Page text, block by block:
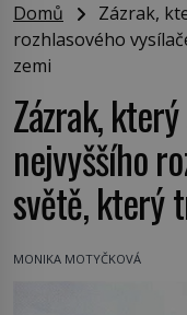
Domů
Zázrak,
rozhlasového
zemi
Zázrak,
nejvyššího
světě, který
MONIKA MOTYČKOVÁ